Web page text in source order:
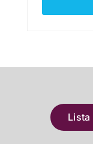
Lista